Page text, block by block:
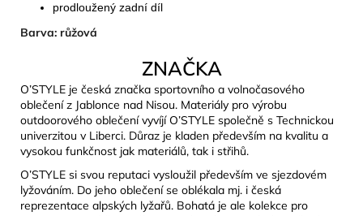
prodloužený zadní díl
Barva: růžová
ZNAČKA
O’STYLE je česká značka sportovního a volnočasového
oblečení z Jablonce nad Nisou. Materiály pro výrobu
outdoorového oblečení vyvíjí O’STYLE společně s Technickou
univerzitou v Liberci. Důraz je kladen především na kvalitu a
vysokou funkčnost jak materiálů, tak i střihů.
O’STYLE si svou reputaci vysloužil především ve sjezdovém
lyžováním. Do jeho oblečení se oblékala mj. i česká
reprezentace alpských lyžařů. Bohatá je ale kolekce pro